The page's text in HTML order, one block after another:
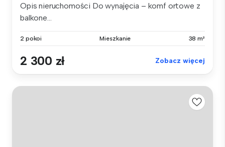
Opis nieruchomości Do wynajęcia – komf ortowe z
balkone...
2 pokoi Mieszkanie 38 m²
2 300 zł Zobacz więcej